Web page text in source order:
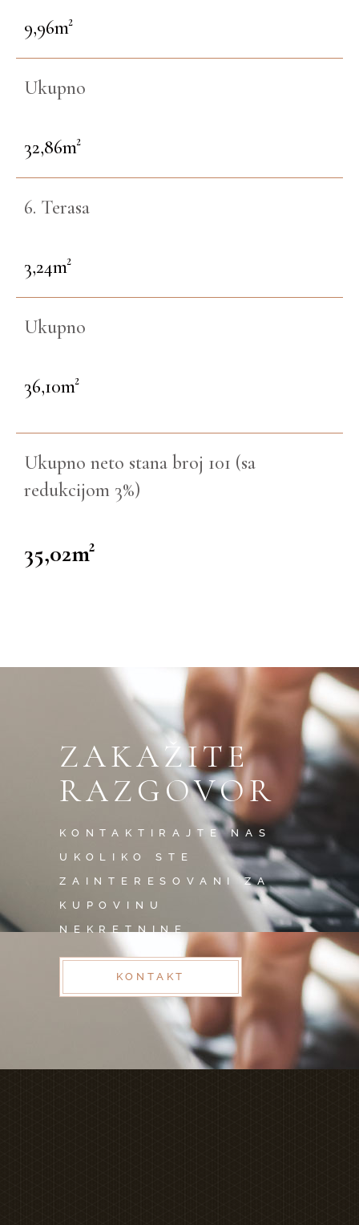
9,96m²
Ukupno
32,86m²
6. Terasa
3,24m²
Ukupno
36,10m²
Ukupno neto stana broj 101 (sa
redukcijom 3%)
35,02m²
ZAKAŽITE
RAZGOVOR
KONTAKTIRAJTE NAS
UKOLIKO STE
ZAINTERESOVANI ZA
KUPOVINU
NEKRETNINE
KONTAKT